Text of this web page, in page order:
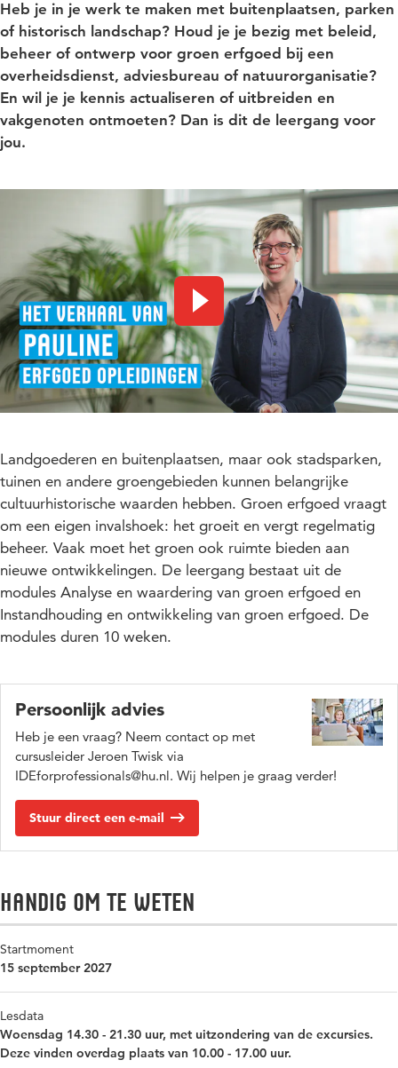
Heb je in je werk te maken met buitenplaatsen, parken
of historisch landschap? Houd je je bezig met beleid,
beheer of ontwerp voor groen erfgoed bij een
overheidsdienst, adviesbureau of natuurorganisatie?
En wil je je kennis actualiseren of uitbreiden en
vakgenoten ontmoeten? Dan is dit de leergang voor
jou.
Video afspelen
Landgoederen en buitenplaatsen, maar ook stadsparken,
tuinen en andere groengebieden kunnen belangrijke
cultuurhistorische waarden hebben. Groen erfgoed vraagt
om een eigen invalshoek: het groeit en vergt regelmatig
beheer. Vaak moet het groen ook ruimte bieden aan
nieuwe ontwikkelingen. De leergang bestaat uit de
modules Analyse en waardering van groen erfgoed en
Instandhouding en ontwikkeling van groen erfgoed. De
modules duren 10 weken.
Persoonlijk advies
Heb je een vraag? Neem contact op met
cursusleider Jeroen Twisk via
IDEforprofessionals@hu.nl. Wij helpen je graag verder!
Stuur direct een e-mail
Handig om te weten
Startmoment
15 september 2027
Lesdata
Woensdag 14.30 - 21.30 uur, met uitzondering van de excursies.
Deze vinden overdag plaats van 10.00 - 17.00 uur.